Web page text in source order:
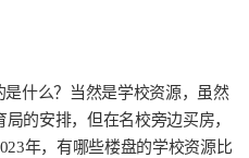
什么？当然是学校资源，虽然
的安排，但在名校旁边买房，
年，有哪些楼盘的学校资源比